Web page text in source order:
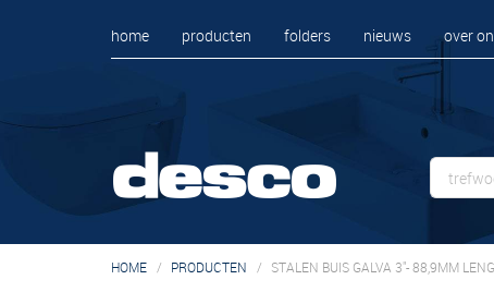
home producten folders nieuws over
HOME PRODUCTEN STALEN BUIS GALVA 3"- 88,9MM